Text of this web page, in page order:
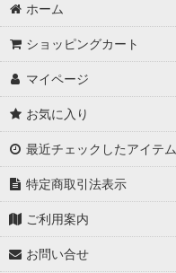
ホーム
ショッピングカート
マイページ
お気に入り
最近チェックしたアイテム
特定商取引法表示
ご利用案内
お問い合せ